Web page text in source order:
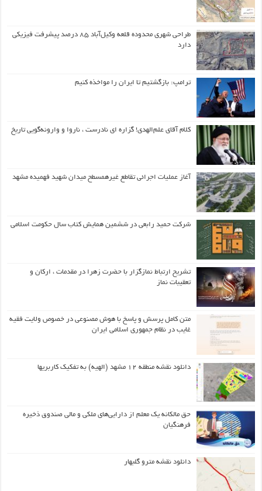
طراحی شهری محدوده قلعه وکیل‌آباد ۸۵ درصد پیشرفت فیزیکی
دارد
ترامپ: بازگشتیم تا ایران را مواخذه کنیم
کلام آقای علم‌الهدی! گزاره ای نادرست ، ناروا و وارونه‌گویی تاریخ
آغاز عملیات اجرائی تقاطع غیرهمسطح میدان شهید فهمیده مشهد
شرکت حمید رابعی در ششمین همایش کتاب سال حکومت اسلامی
تشریح ارتباط نمازگزار با حضرت زهرا در مقدمات ، ارکان و
تعقیبات نماز
متن کامل پرسش و پاسخ با هوش مصنوعی در خصوص ولایت فقیه
غایب در نظام جمهوری اسلامی ایران
دانلود نقشه منطقه ۱۲ مشهد (الهیه) به تفکیک کاربریها
حق مالکانه یک معلم از دارایی‌های ملکی و مالی صندوق ذخیره
فرهنگیان
دانلود نقشه مترو گلبهار